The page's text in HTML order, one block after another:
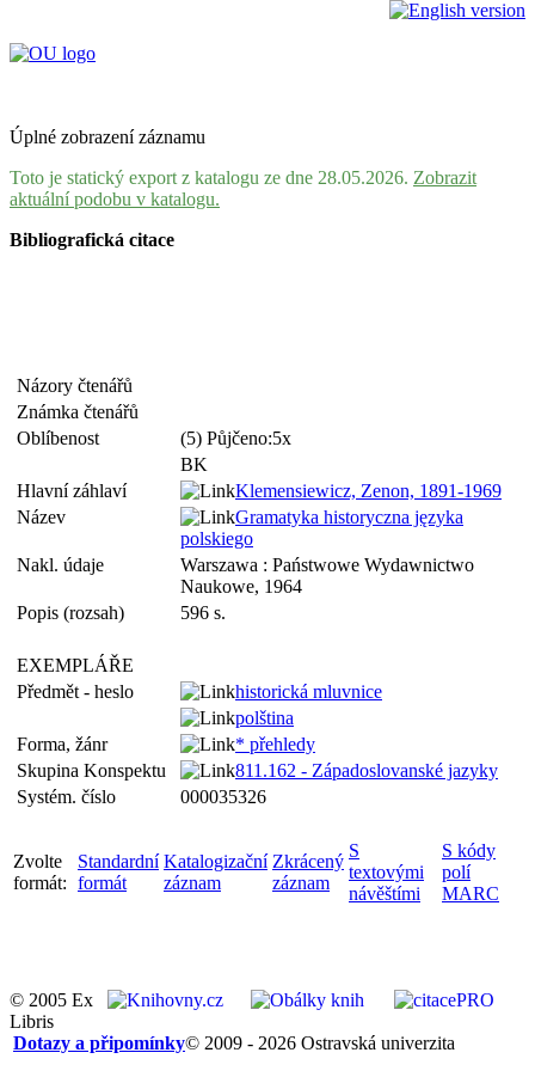
Úplné zobrazení záznamu
Toto je statický export z katalogu ze dne 28.05.2026. Zobrazit
aktuální podobu v katalogu.
Bibliografická citace
Názory čtenářů
Známka čtenářů
Oblíbenost
(5) Půjčeno:5x
BK
Hlavní záhlaví
Klemensiewicz, Zenon, 1891-1969
Název
Gramatyka historyczna języka
polskiego
Nakl. údaje
Warszawa : Państwowe Wydawnictwo
Naukowe, 1964
Popis (rozsah)
596 s.
EXEMPLÁŘE
Předmět - heslo
historická mluvnice
polština
Forma, žánr
* přehledy
Skupina Konspektu
811.162 - Západoslovanské jazyky
Systém. číslo
000035326
Zvolte
formát:
Standardní
formát
Katalogizační
záznam
Zkrácený
záznam
S
textovými
návěštími
S kódy
polí
MARC
© 2005 Ex
Libris
© 2009 - 2026 Ostravská univerzita
Dotazy a připomínky